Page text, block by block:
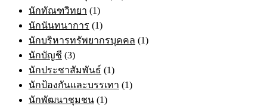
นักทัณฑวิทยา (1)
นักนันทนาการ (1)
นักบริหารทรัพยากรบุคคล (1)
นักบัญชี (3)
นักประชาสัมพันธ์ (1)
นักป้องกันและบรรเทา (1)
นักพัฒนาชุมชน (1)